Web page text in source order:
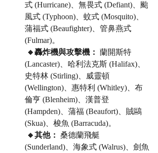
式 (Hurricane)、無畏式 (Defiant)、颱
風式 (Typhoon)、蚊式 (Mosquito)、
蒲福式 (Beaufighter)、管鼻燕式
(Fulmar)。
🔸轟炸機與攻擊機： 蘭開斯特
(Lancaster)、哈利法克斯 (Halifax)、
史特林 (Stirling)、威靈頓
(Wellington)、惠特利 (Whitley)、布
倫亨 (Blenheim)、漢普登
(Hampden)、蒲福 (Beaufort)、賊鷗
(Skua)、梭魚 (Barracuda)。
🔸其他： 桑德蘭飛艇
(Sunderland)、海象式 (Walrus)、劍魚